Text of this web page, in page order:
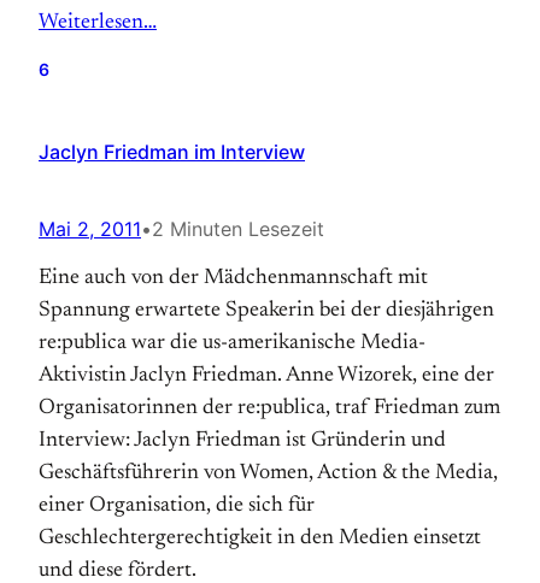
Weiterlesen…
6
Jaclyn Friedman im Interview
Mai 2, 2011•2 Minuten Lesezeit
Eine auch von der Mädchenmannschaft mit
Spannung erwartete Speakerin bei der diesjährigen
re:publica war die us-amerikanische Media-
Aktivistin Jaclyn Friedman. Anne Wizorek, eine der
Organisatorinnen der re:publica, traf Friedman zum
Interview: Jaclyn Friedman ist Gründerin und
Geschäftsführerin von Women, Action & the Media,
einer Organisation, die sich für
Geschlechtergerechtigkeit in den Medien einsetzt
und diese fördert.